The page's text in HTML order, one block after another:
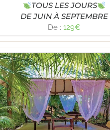
TOUS LES JOURS
DE JUIN À SEPTEMBRE
De : 129€